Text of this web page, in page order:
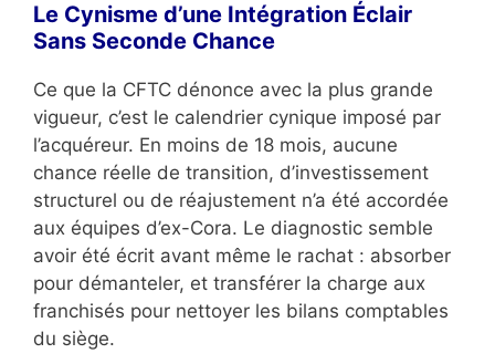
Le Cynisme d’une Intégration Éclair
Sans Seconde Chance
Ce que la CFTC dénonce avec la plus grande
vigueur, c’est le calendrier cynique imposé par
l’acquéreur. En moins de 18 mois, aucune
chance réelle de transition, d’investissement
structurel ou de réajustement n’a été accordée
aux équipes d’ex-Cora. Le diagnostic semble
avoir été écrit avant même le rachat : absorber
pour démanteler, et transférer la charge aux
franchisés pour nettoyer les bilans comptables
du siège.